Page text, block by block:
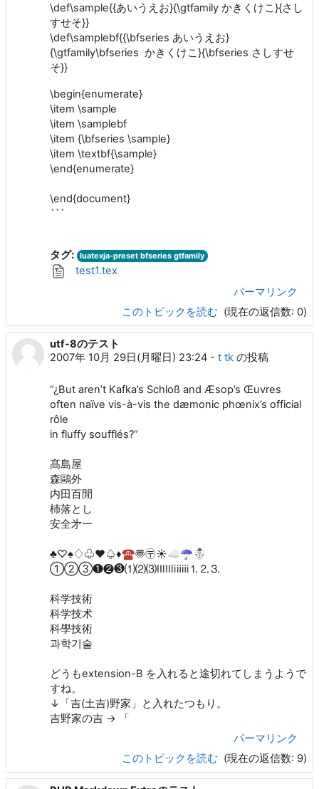
\def\sample{{あいうえお}{\gtfamily かきくけこ}{さし
すせそ}}
\def\samplebf{{\bfseries あいうえお}
{\gtfamily\bfseries かきくけこ}{\bfseries さしすせ
そ}}
\begin{enumerate}
\item \sample
\item \samplebf
\item {\bfseries \sample}
\item \textbf{\sample}
\end{enumerate}
\end{document}
```
タグ: luatexja-preset bfseries gtfamily
test1.tex
パーマリンク
このトピックを読む (現在の返信数: 0)
utf-8のテスト
2007年 10月 29日(月曜日) 23:24 - t tk の投稿
“¿But aren’t Kafka’s Schloß and Æsop’s Œuvres
often naïve vis-à-vis the dæmonic phœnix’s official
rôle
in fluffy soufflés?”
髙島屋
森鷗外
内田百閒
杮落とし
安全 㐧一
♣♡♠♢♧♥♤♦☎〠〶☀☁☂☃
①②③❶❷❸⑴⑵⑶ⅠⅡⅢⅰⅱⅲ⒈⒉⒊
科学技術
科学技术
科學技術
과학기술
どうもextension-B を入れると途切れてしまうようで
すね。
↓「吉(土吉)野家」と入れたつもり。
吉野家の吉 → 「
パーマリンク
このトピックを読む (現在の返信数: 9)